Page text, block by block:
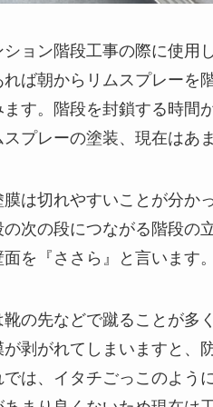
ョン階段工事の際に使用
ば朝からリムスプレーを
す。階段を封鎖する時間
プレーの塗装、現在はあ
は切れやすいことが分か
次の段につながる階段の
を『ささら』と言います。
の先などで蹴ることが多
剥がれてしまいますと、
は、イタチごっこのよう